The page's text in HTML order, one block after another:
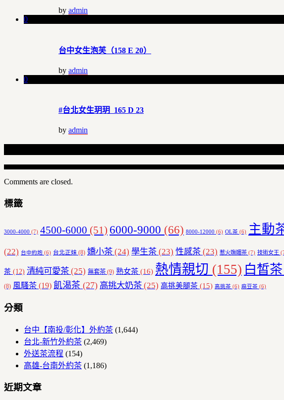
by admin
0
台中女生泡芙（158 E 20）
by admin
0
#台北女生玥玥 165 D 23
by admin
Comments are closed.
標籤
3000-4000 (7) 4500-6000 (51) 6000-9000 (66) 8000-12000 (6) OL茶 (6) 主動
(22) 台中約炮 (6) 台北正妹 (8) 嬌小茶 (24) 學生茶 (23) 性感茶 (23) 惹火嫵媚茶 (7) 技術女王
茶 (12) 清純可愛茶 (25) 無套茶 (9) 熟女茶 (16) 熱情親切 (155) 白皙茶
(8) 風騷茶 (19) 飢渴茶 (27) 高挑大奶茶 (25) 高挑美腿茶 (15) 高挑茶 (6) 麻豆茶 (6)
分類
台中【南投/彰化】外約茶 (1,644)
台北-新竹外約茶 (2,469)
外送茶流程 (154)
高雄-台南外約茶 (1,186)
近期文章